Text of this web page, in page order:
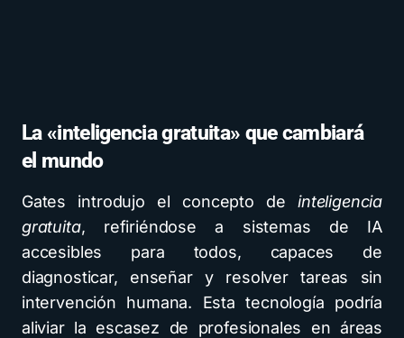
La «inteligencia gratuita» que cambiará
el mundo
Gates introdujo el concepto deinteligencia
gratuita, refiriéndose a sistemas de IA
accesibles para todos, capaces de
diagnosticar, enseñar y resolver tareas sin
intervención humana. Esta tecnología podría
aliviar la escasez de profesionales en áreas